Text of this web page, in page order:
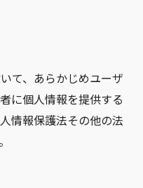
て、あらかじめユーザ
に個人情報を提供する
情報保護法その他の法